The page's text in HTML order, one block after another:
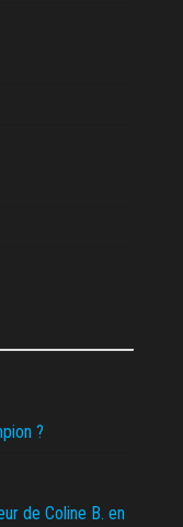
?
de Coline B. en